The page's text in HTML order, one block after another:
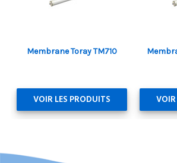
Membrane Toray TM710
VOIR LES PRODUITS